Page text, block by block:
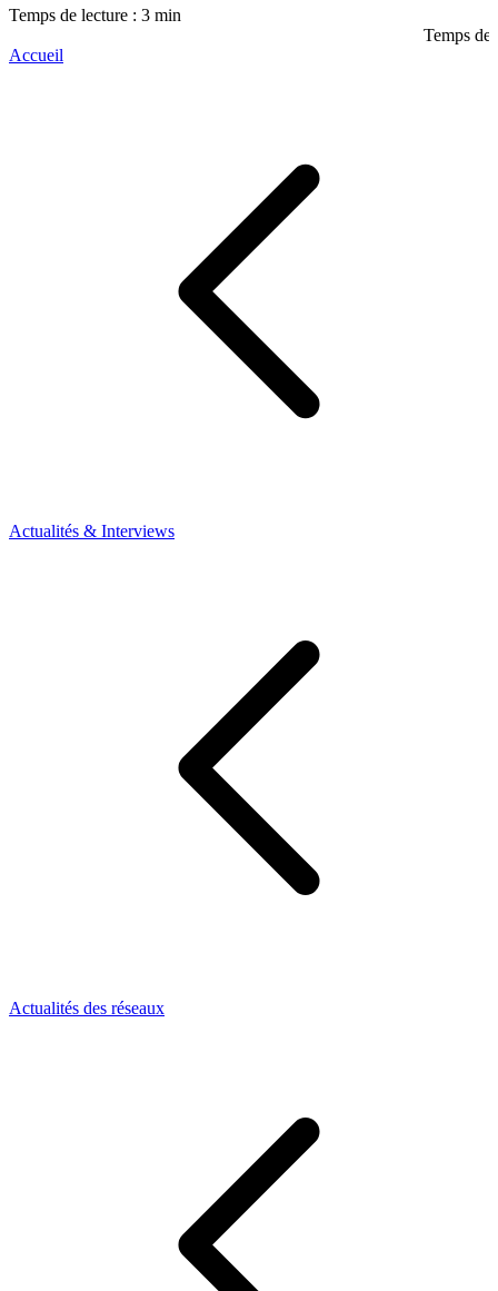
Temps de lecture : 3 min
Temps de
Accueil
Actualités & Interviews
Actualités des réseaux